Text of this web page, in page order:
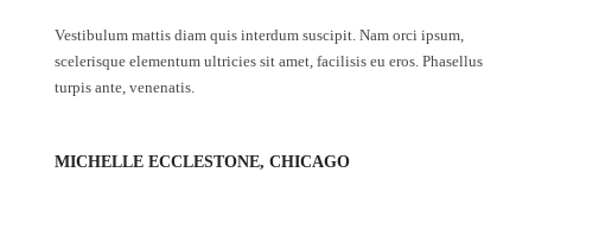
Vestibulum mattis diam quis interdum suscipit. Nam orci ipsum,
scelerisque elementum ultricies sit amet, facilisis eu eros. Phasellus
turpis ante, venenatis.
MICHELLE ECCLESTONE, CHICAGO